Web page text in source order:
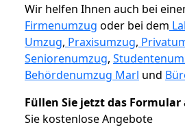
Wir helfen Ihnen auch bei
Firmenumzug oder bei dem
Umzug, Praxisumzug,
Seniorenumzug,
Behördenumzug Marl und
Füllen Sie jetzt das Formular
Sie kostenlose Angebote